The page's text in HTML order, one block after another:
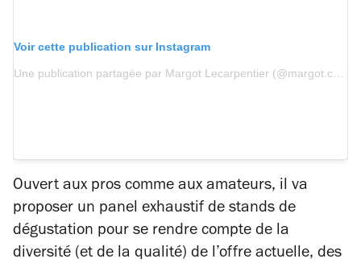
Voir cette publication sur Instagram
Une publication partagée par Margot Lecarpentier (@margot.combat)
Ouvert aux pros comme aux amateurs, il va
proposer un panel exhaustif de stands de
dégustation pour se rendre compte de la
diversité (et de la qualité) de l’offre actuelle, des